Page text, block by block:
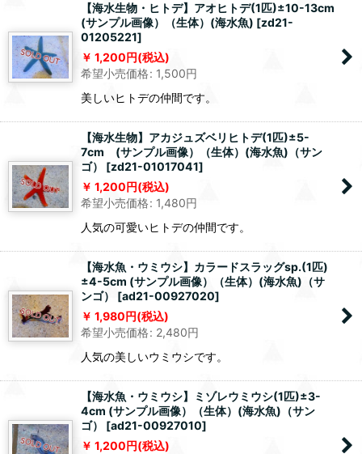
【海水生物・ヒトデ】アオヒトデ(1匹)±10-13cm
(サンプル画像）（生体）(海水魚) [zd21-
01205221]
1,200円(税込)
希望小売価格: 1,500円
美しいヒトデの仲間です。
【海水生物】アカジュズベリヒトデ(1匹)±5-
7cm (サンプル画像）（生体）(海水魚)（サン
ゴ）
[zd21-01017041]
1,200円(税込)
希望小売価格: 1,480円
人気の可愛いヒトデの仲間です。
【海水魚・ウミウシ】カラードスラッグsp.(1匹)
±4-5cm (サンプル画像）（生体）(海水魚)（サ
ンゴ）
[ad21-00927020]
1,980円(税込)
希望小売価格: 2,480円
人気の美しいウミウシです。
【海水魚・ウミウシ】ミゾレウミウシ(1匹)±3-
4cm (サンプル画像）（生体）(海水魚)（サン
ゴ）
[ad21-00927010]
1,200円(税込)